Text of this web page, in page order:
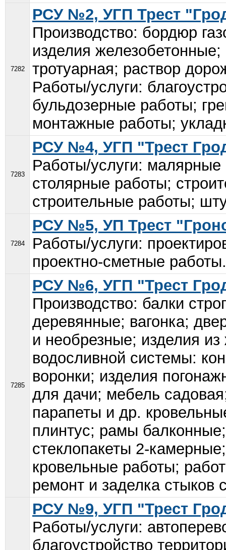
7282
РСУ №2, УГП Трест
Производство: бордюр
изделия
тротуарная; раствор
Работы/услуги:
бульдозерные работы;
монтажные работы;
7283
РСУ №4, УГП "Трест
Работы/услуги:
столярные работы;
строительные работы;
7284
РСУ №5, УП Трест
Работы/услуги:
проектно-сметные
7285
РСУ №6, УГП "Трест
Производство: балки
деревянные; вагонка;
и необрезные; изделия
водосливной системы:
воронки; изделия
для дачи; мебель
парапеты и др.
плинтус; рамы
стеклопакеты 2-
кровельные работы;
ремонт и заделка стыков
РСУ №9, УГП "Трест
Работы/услуги:
благоустройство